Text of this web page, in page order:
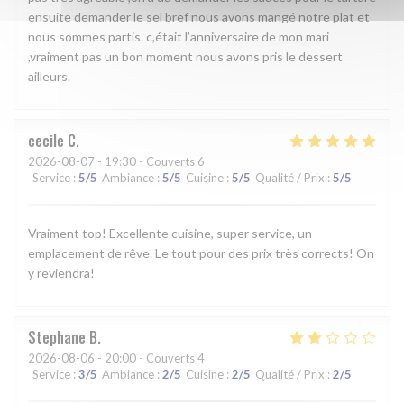
ensuite demander le sel bref nous avons mangé notre plat et
nous sommes partis. c,était l’anniversaire de mon mari
,vraiment pas un bon moment nous avons pris le dessert
ailleurs.
cecile C
2026-08-07 - 19:30 - Couverts 6
Service : 5/5 Ambiance : 5/5 Cuisine : 5/5 Qualité / Prix : 5/5
Vraiment top! Excellente cuisine, super service, un
emplacement de rêve. Le tout pour des prix très corrects! On
y reviendra!
Stephane B
2026-08-06 - 20:00 - Couverts 4
Service : 3/5 Ambiance : 2/5 Cuisine : 2/5 Qualité / Prix : 2/5